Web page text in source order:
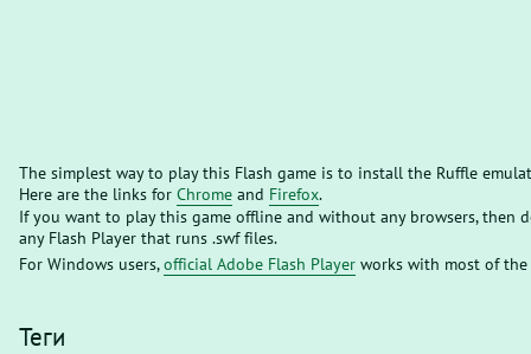
The simplest way to play this Flash game is to install the Ruffle
Here are the links for Chrome and Firefox.
If you want to play this game offline and without any browsers, then
any Flash Player that runs .swf files.
For Windows users,official Adobe Flash Player works with most of the
Теги